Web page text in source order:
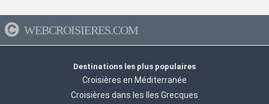
WEBCROISIERES.COM
Destinations les plus populaires
Croisières en Méditerranée
Croisières dans les Iles Grecques